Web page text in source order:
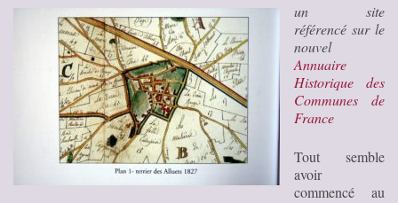
un site
référencé sur le
nouvel
Annuaire
Historique des
Communes de
France
Tout semble
avoir
commencé au